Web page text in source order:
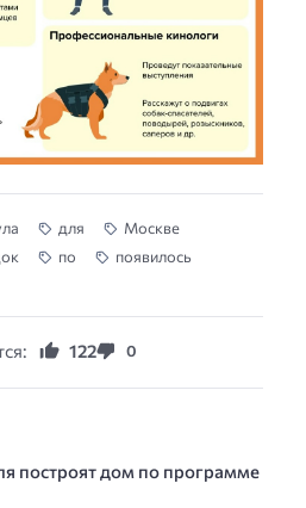
для
Москве
по
появилось
122 0
построят дом по программе